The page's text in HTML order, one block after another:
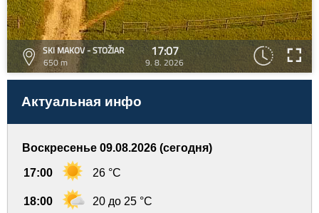
SKI MAKOV - STOŽIAR
650 m
17:07
9. 8. 2026
Актуальная инфо
Воскресенье 09.08.2026 (сегодня)
17:00 26 °C
18:00 20 до 25 °C